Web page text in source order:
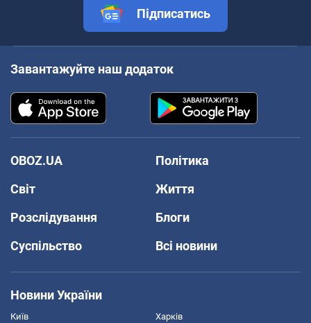
Підписатись
Завантажуйте наш додаток
OBOZ.UA
Політика
Світ
Життя
Розслідування
Блоги
Суспільство
Всі новини
Новини України
Київ Харків